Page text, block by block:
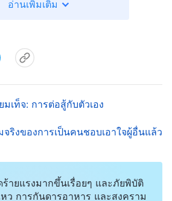
ฉันก็ตัดสินใจหาคำตอบก่อนว่า
ยางในงานชุมนุม เขาบอกว่าเขา
นแล้ว และหัวหน้าทีมก็ไม่ค่อยมี
นำพี่น้องชายหญิงหรือช่วยพวก
ติต่างๆ ทั้งยังมีเอกสารด่วนที่เขา
รทำให้ทันเวลาอีกด้วย และ เขา
นพูดขึ้นมาเลยจริงๆ พี่หยางยังพูด
อ่านเพิ่มเติม
มเท็จ: การต่อสู้กับตัวเอง
ริงของการเป็นคนชอบเอาใจผู้อื่นแล้ว
ายแรงมากขึ้นเรื่อยๆ และภัยพิบัติ
ว การกันดารอาหาร และสงคราม